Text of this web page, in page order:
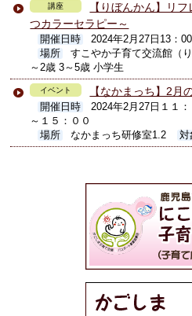
講座
【りぼんかん】リ
つカラーセラピー～
開催日時
2024年2月27日13：
場所
すこやか子育て交流館（
～2歳 3～5歳 小学生
イベント 【なかまっち】2月
開催日時
2024年2月27日１１
～１５：００
場所
なかまっち研修室1.2 対